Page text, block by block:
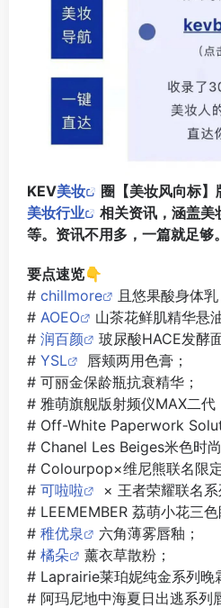
KEV美妆
圈【美妆风向标
美妆行业
相关资讯，涵盖美
等。资讯不用多，一篇就足够。
要点速览👇
# chillmore
且悠果酸身体乳
# AOEO
山茶花鲜肌精华悬
# 润百颜
玻尿酸HACE发酵
# YSL
唇颊两用色膏；
# 可丽金保龄瓶抗衰精华；
# 雅萌旗舰版射频仪MAX二代
# Off-White Paperwork
# Chanel Les Beiges米色时尚
# Colourpop×维尼熊联名限定
# 可啦啦
× 王者荣耀联名系
# LEEMEMBER 荔萌小花三色
# 稚优泉
六角薄雾唇釉；
# 橘朵
薰衣草散粉；
# Laprairie莱珀妮纯金系列晚
# 阿玛尼地中海夏日出逃系列